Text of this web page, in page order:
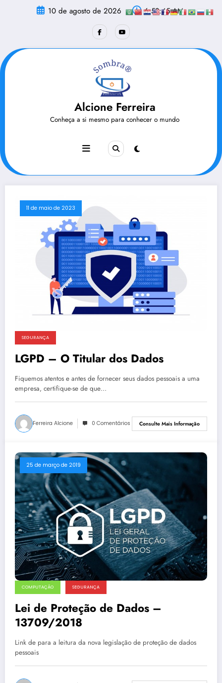
10 de agosto de 2026 6:53:46 AM
Alcione Ferreira
Conheça a si mesmo para conhecer o mundo
11 de maio de 2023
SEGURANÇA
LGPD – O Titular dos Dados
Fiquemos atentos e antes de fornecer seus dados pessoais a uma
empresa, certifique-se de que…
Ferreira Alcione 0 Comentários Consulte Mais Informação
25 de março de 2019
COMPUTAÇÃO SEGURANÇA
Lei de Proteção de Dados –
13709/2018
Link de para a leitura da nova legislação de proteção de dados
pessoais